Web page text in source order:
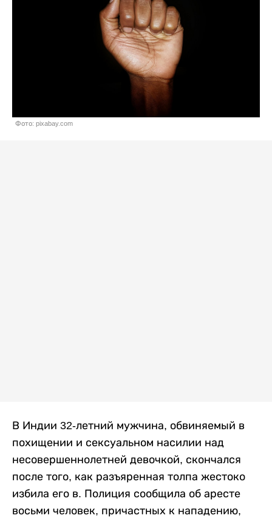
Фото: pixabay.com
В Индии 32-летний мужчина, обвиняемый в
похищении и сексуальном насилии над
несовершеннолетней девочкой, скончался
после того, как разъяренная толпа жестоко
избила его в. Полиция сообщила об аресте
восьми человек, причастных к нападению,